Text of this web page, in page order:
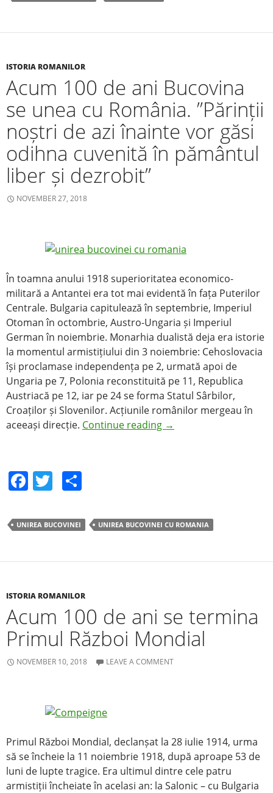
e
b
o
k
er e
ISTORIA ROMANILOR
Acum 100 de ani Bucovina
se unea cu România. ”Părinții
noștri de azi înainte vor găsi
odihna cuvenită în pământul
liber și dezrobit”
NOVEMBER 27, 2018
În toamna anului 1918 superioritatea economico-
militară a Antantei era tot mai evidentă în fața Puterilor
Centrale. Bulgaria capitulează în septembrie, Imperiul
Otoman în octombrie, Austro-Ungaria și Imperiul
German în noiembrie. Monarhia dualistă deja era istorie
la momentul armistițiului din 3 noiembrie: Cehoslovacia
își proclamase independența pe 2, urmată apoi de
Ungaria pe 7, Polonia reconstituită pe 11, Republica
Austriacă pe 12, iar pe 24 se forma Statul Sârbilor,
Croaților și Slovenilor. Acțiunile românilor mergeau în
aceeași direcție. Continue reading →
F
c
e
b
o
k
T
itt
er
ar
e
UNIREA BUCOVINEI UNIREA BUCOVINEI CU ROMANIA
ISTORIA ROMANILOR
Acum 100 de ani se termina
Primul Război Mondial
NOVEMBER 10, 2018 LEAVE A COMMENT
Primul Război Mondial, declanșat la 28 iulie 1914, urma
să se încheie la 11 noiembrie 1918, după aproape 53 de
luni de lupte tragice. Era ultimul dintre cele patru
armistiții încheiate în acelasi an: la Salonic – cu Bulgaria